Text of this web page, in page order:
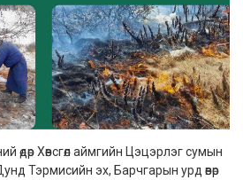
өдөр Хөвсгөл аймгийн Цэцэрлэг сумын
Тэрмисийн эх, Барчгарын урд өвөр